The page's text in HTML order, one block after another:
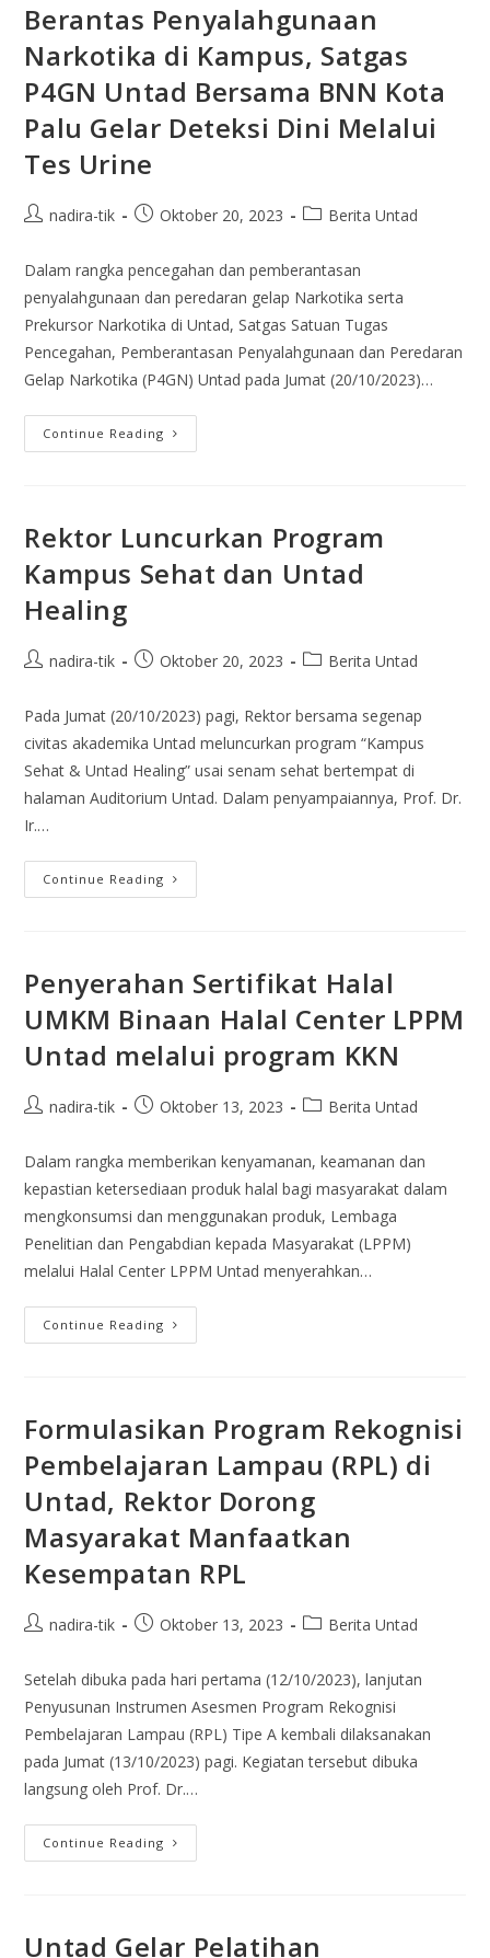
Berantas Penyalahgunaan
Narkotika di Kampus, Satgas
P4GN Untad Bersama BNN Kota
Palu Gelar Deteksi Dini Melalui
Tes Urine
nadira-tik Oktober 20, 2023 Berita Untad
Dalam rangka pencegahan dan pemberantasan
penyalahgunaan dan peredaran gelap Narkotika serta
Prekursor Narkotika di Untad, Satgas Satuan Tugas
Pencegahan, Pemberantasan Penyalahgunaan dan Peredaran
Gelap Narkotika (P4GN) Untad pada Jumat (20/10/2023)…
Continue Reading
Rektor Luncurkan Program
Kampus Sehat dan Untad
Healing
nadira-tik Oktober 20, 2023 Berita Untad
Pada Jumat (20/10/2023) pagi, Rektor bersama segenap
civitas akademika Untad meluncurkan program “Kampus
Sehat & Untad Healing” usai senam sehat bertempat di
halaman Auditorium Untad. Dalam penyampaiannya, Prof. Dr.
Ir.…
Continue Reading
Penyerahan Sertifikat Halal
UMKM Binaan Halal Center LPPM
Untad melalui program KKN
nadira-tik Oktober 13, 2023 Berita Untad
Dalam rangka memberikan kenyamanan, keamanan dan
kepastian ketersediaan produk halal bagi masyarakat dalam
mengkonsumsi dan menggunakan produk, Lembaga
Penelitian dan Pengabdian kepada Masyarakat (LPPM)
melalui Halal Center LPPM Untad menyerahkan…
Continue Reading
Formulasikan Program Rekognisi
Pembelajaran Lampau (RPL) di
Untad, Rektor Dorong
Masyarakat Manfaatkan
Kesempatan RPL
nadira-tik Oktober 13, 2023 Berita Untad
Setelah dibuka pada hari pertama (12/10/2023), lanjutan
Penyusunan Instrumen Asesmen Program Rekognisi
Pembelajaran Lampau (RPL) Tipe A kembali dilaksanakan
pada Jumat (13/10/2023) pagi. Kegiatan tersebut dibuka
langsung oleh Prof. Dr.…
Continue Reading
Untad Gelar Pelatihan